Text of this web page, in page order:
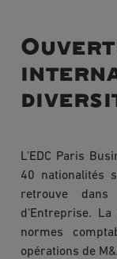
L'EDC Paris
40 nationalités
retrouve
d'Entreprise.
normes
opérations de